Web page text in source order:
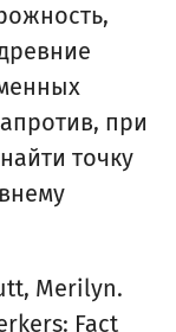
при
точку
Merilyn.
Fact